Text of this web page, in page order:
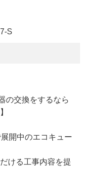
S
の交換をするなら
開中のエコキュー
ける工事内容を提